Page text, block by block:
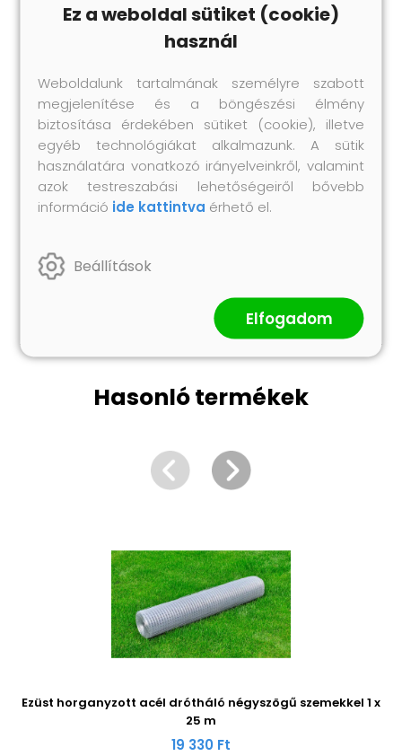
Összeszerelés szükséges: Igen
A csomag tartalma:
11 x Oszlop: 3,2 x 170 cm (Ø x M)
2 x Sarokoszlop: 3,2 x 170 cm (Ø x M)
11 x Műanyag kupak
33 x Műanyag feszítő drót tartó
2 x Sarokoszlop kupak
2 x Sarokoszlop hardver
3 x Feszítő
1 x Feszítő drót (80 m)
11 x Betonlap
Hasonló termékek
Ezüst horganyzott acél drótháló négyszögű szemekkel 1 x
25 m
19 330 Ft
Ez a weboldal sütiket (cookie)
használ
Weboldalunk tartalmának személyre szabott
megjelenítése és a böngészési élmény
biztosítása érdekében sütiket (cookie), illetve
egyéb technológiákat alkalmazunk. A sütik
használatára vonatkozó irányelveinkről, valamint
azok testreszabási lehetőségeiről bővebb
információ ide kattintva érhető el.
Beállítások
Elfogadom